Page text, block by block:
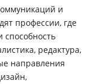
и
профессии, где
редактура,
направления